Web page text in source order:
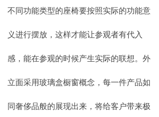
不同功能类型的座椅要按照实际的功能意
义进行摆放，这样才能让参观者有代入
感，能在参观的时候产生实际的联想。外
立面采用玻璃盒橱窗概念，每一件产品如
同奢侈品般的展现出来，将给客户带来极